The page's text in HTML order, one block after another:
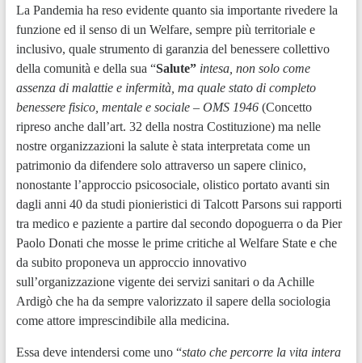
La Pandemia ha reso evidente quanto sia importante rivedere la
funzione ed il senso di un Welfare, sempre più territoriale e
inclusivo, quale strumento di garanzia del benessere collettivo
della comunità e della sua “Salute” intesa, non solo come
assenza di malattie e infermità, ma quale stato di completo
benessere fisico, mentale e sociale – OMS 1946(Concetto
ripreso anche dall’art. 32 della nostra Costituzione) ma nelle
nostre organizzazioni la salute è stata interpretata come un
patrimonio da difendere solo attraverso un sapere clinico,
nonostante l’approccio psicosociale, olistico portato avanti sin
dagli anni 40 da studi pionieristici di Talcott Parsons sui rapporti
tra medico e paziente a partire dal secondo dopoguerra o da Pier
Paolo Donati che mosse le prime critiche al Welfare State e che
da subito proponeva un approccio innovativo
sull’organizzazione vigente dei servizi sanitari o da Achille
Ardigò che ha da sempre valorizzato il sapere della sociologia
come attore imprescindibile alla medicina.
Essa deve intendersi come uno “stato che percorre la vita intera